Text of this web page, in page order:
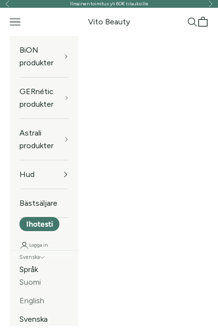
Hoppa till innehållet
Föregående Ilmainen toimitus yli 60€ tilauksille
Vito Beauty
Meny Sök
BiON
produkter
GERnétic
produkter
Astrali
produkter
Hud
Bästsäljare
Ihotesti
Logga in
Svenska
Språk
Suomi
English
Svenska